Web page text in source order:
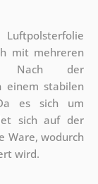
mit mehreren
Nach der
einem stabilen
es sich um
sich auf der
Ware, wodurch
wird.